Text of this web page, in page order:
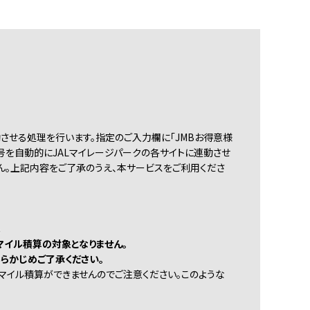
る処理を行います。指定のご入力欄に「JMBお得意様
を自動的にJALマイレージパークの各サイトに連動させ
上記内容をご了承のうえ、本サービスをご利用くださ
ル積算の対象となりません。
じめご了承ください。
ル積算ができませんのでご注意ください。このような